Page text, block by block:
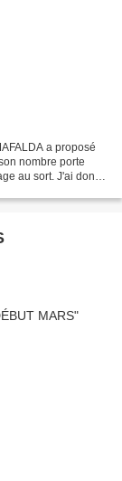
a proposé
nombre porte
au sort. J'ai donné